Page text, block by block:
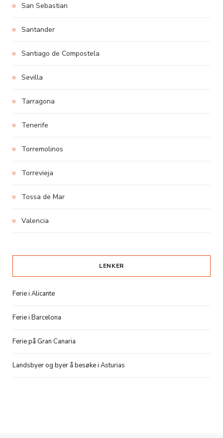
San Sebastian
Santander
Santiago de Compostela
Sevilla
Tarragona
Tenerife
Torremolinos
Torrevieja
Tossa de Mar
Valencia
LENKER
Ferie i Alicante
Ferie i Barcelona
Ferie på Gran Canaria
Landsbyer og byer å besøke i Asturias